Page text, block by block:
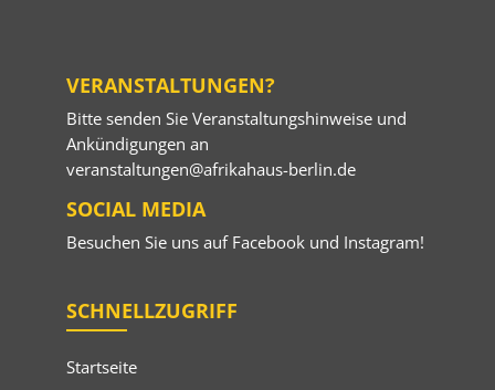
VERANSTALTUNGEN?
Bitte senden Sie Veranstaltungshinweise und
Ankündigungen an
veranstaltungen@afrikahaus-berlin.de
SOCIAL MEDIA
Besuchen Sie uns auf Facebookund Instagram!
SCHNELLZUGRIFF
Startseite